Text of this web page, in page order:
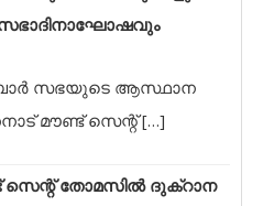
സഭയുടെ ആസ്ഥാന
മൗണ്ട് സെന്റ് […]
സെന്റ് തോമസിൽ ദുക്റാന